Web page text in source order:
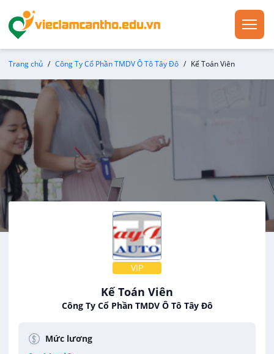
Trang chủ Công Ty Cổ Phần TMDV Ô Tô Tây Đô Kế Toán Viên
VIP
Kế Toán Viên
Công Ty Cổ Phần TMDV Ô Tô Tây Đô
Mức lương